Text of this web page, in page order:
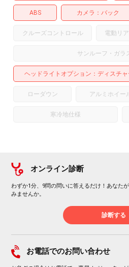
ABS カメラ バック
クルーズコントロール 電動リ
サンルーフ・ガラ
ヘッドライトオプション ディスチ
ローダウン アルミホイー
寒冷地仕様
オンライン診断
わずか1分、9問の問いに答えるだけ！あなた
みませんか。
診断する
お電話でのお問い合わせ